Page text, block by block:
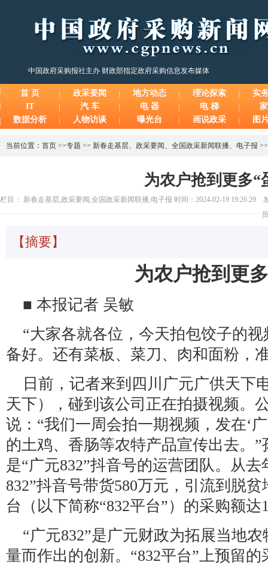
中国政府采购报社主办 财政部指定政府采购信息发布媒体
首 页 政采要闻 地方动态 理论探索
实
IT
汽 车 电 器 电 梯
数据分析
人物访谈 曝光台 画说政采 图
当前位置： 首页 >>专题 >> 新春走基层、 政采要闻 、 全国政采新闻联播、 电子报
为农户抢到更多“
栏目： 新春走基层,政采要闻,全国政采新闻联播,电子报 时间：2024-02-19 19:26:29
【摘要】
为农户抢到更
■ 本报记者 吴敏
“大家各就各位，今天拍包饺子的
备好。还有菜板、菜刀、肉和面粉，
日前，记者来到四川广元广供天下
天下），碰到该公司正在拍摄视频。
说：“我们一周会拍一期视频，发在‘
的土鸡、香肠等农特产品宣传出去。
是“广元832”抖音号的运营团队。从
832”抖音号带货580万元，引流到脱
台（以下简称“832平台”）的采购额达
“广元832”是广元财政为拓展当地
量而作出的创新。“832平台”上预留